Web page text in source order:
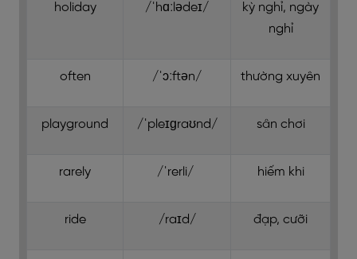
holiday /ˈhɑːlədeɪ/
kỳ nghỉ, ngày
nghỉ
often /ˈɔːftən/ thường xuyên
playground /ˈpleɪɡraʊnd/ sân chơi
rarely /ˈrerli/ hiếm khi
ride /raɪd/ đạp, cưỡi